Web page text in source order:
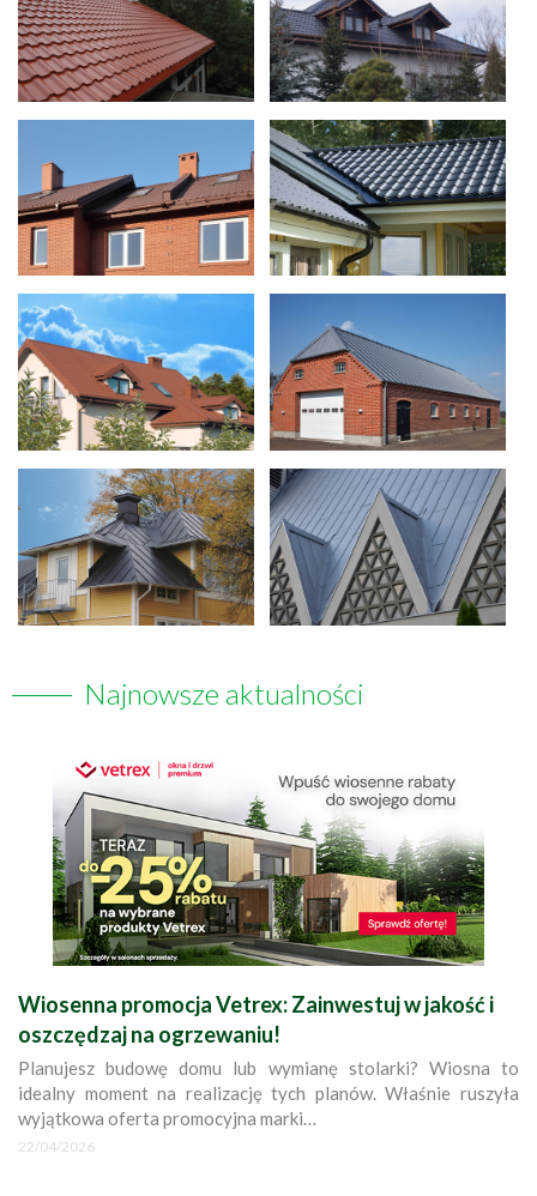
Najnowsze aktualności
Wiosenna promocja Vetrex: Zainwestuj w jakość i
oszczędzaj na ogrzewaniu!
Planujesz budowę domu lub wymianę stolarki? Wiosna to
idealny moment na realizację tych planów. Właśnie ruszyła
wyjątkowa oferta promocyjna marki…
22/04/2026